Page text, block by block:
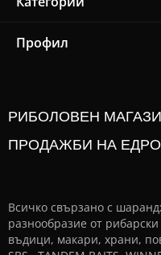
Профил
РИБОЛОВЕН
ПРОДАЖБИ НА
Всичко свързано с
разнообразие от
въдици, макари, храни,